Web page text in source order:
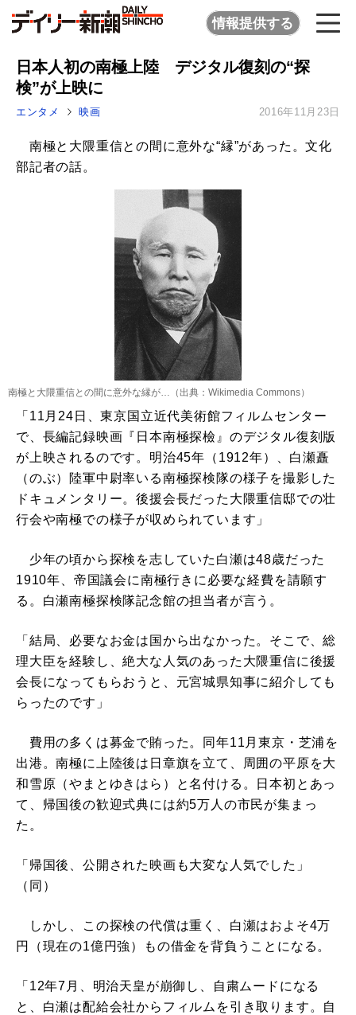
情報提供する
日本人初の南極上陸 デジタル復刻の“探
検”が上映に
エンタメ 映画 2016年11月23日
南極と大隈重信との間に意外な“縁”があった。文化
部記者の話。
南極と大隈重信との間に意外な縁が…（出典：Wikimedia Commons）
「11月24日、東京国立近代美術館フィルムセンター
で、長編記録映画『日本南極探檢』のデジタル復刻版
が上映されるのです。明治45年（1912年）、白瀬矗
（のぶ）陸軍中尉率いる南極探検隊の様子を撮影した
ドキュメンタリー。後援会長だった大隈重信邸での壮
行会や南極での様子が収められています」
少年の頃から探検を志していた白瀬は48歳だった
1910年、帝国議会に南極行きに必要な経費を請願す
る。白瀬南極探検隊記念館の担当者が言う。
「結局、必要なお金は国から出なかった。そこで、総
理大臣を経験し、絶大な人気のあった大隈重信に後援
会長になってもらおうと、元宮城県知事に紹介しても
らったのです」
費用の多くは募金で賄った。同年11月東京・芝浦を
出港。南極に上陸後は日章旗を立て、周囲の平原を大
和雪原（やまとゆきはら）と名付ける。日本初とあっ
て、帰国後の歓迎式典には約5万人の市民が集まっ
た。
「帰国後、公開された映画も大変な人気でした」
（同）
しかし、この探検の代償は重く、白瀬はおよそ4万
円（現在の1億円強）もの借金を背負うことになる。
「12年7月、明治天皇が崩御し、自粛ムードになる
と、白瀬は配給会社からフィルムを引き取ります。自